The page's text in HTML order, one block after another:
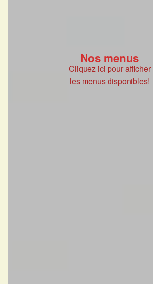
Nos menus
Cliquez ici pour afficher
les menus disponibles!